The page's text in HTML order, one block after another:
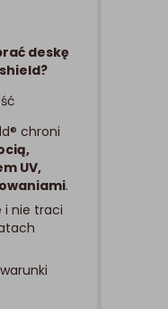
deskę
chroni
UV,
.
i nie traci